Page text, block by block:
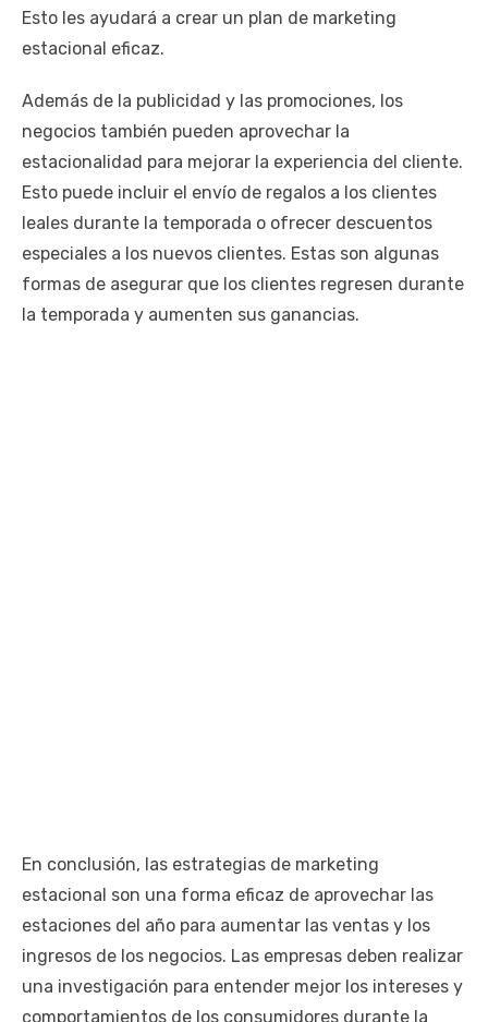
Esto les ayudará a crear un plan de marketing
estacional eficaz.
Además de la publicidad y las promociones, los
negocios también pueden aprovechar la
estacionalidad para mejorar la experiencia del cliente.
Esto puede incluir el envío de regalos a los clientes
leales durante la temporada o ofrecer descuentos
especiales a los nuevos clientes. Estas son algunas
formas de asegurar que los clientes regresen durante
la temporada y aumenten sus ganancias.
En conclusión, las estrategias de marketing
estacional son una forma eficaz de aprovechar las
estaciones del año para aumentar las ventas y los
ingresos de los negocios. Las empresas deben realizar
una investigación para entender mejor los intereses y
comportamientos de los consumidores durante la